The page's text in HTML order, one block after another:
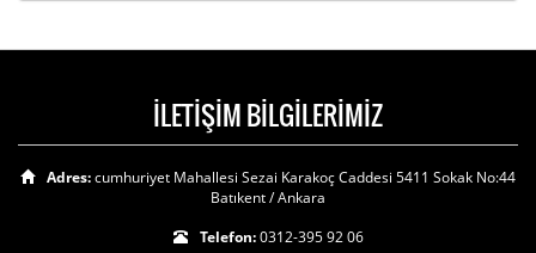
İLETİŞİM BİLGİLERİMİZ
Adres:cumhuriyet Mahallesi Sezai Karakoç Caddesi 5411 Sokak No:44
Batıkent / Ankara
Telefon:0312-395 92 06